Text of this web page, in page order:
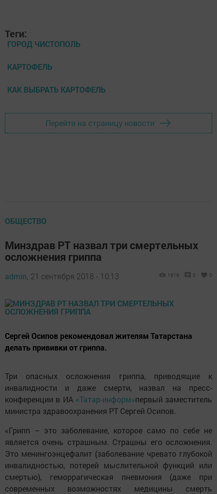
Теги:
ГОРОД ЧИСТОПОЛЬ
КАРТОФЕЛЬ
КАК ВЫБРАТЬ КАРТОФЕЛЬ
Перейти на страницу новости
ОБЩЕСТВО
Минздрав РТ назвал три смертельных
осложнения гриппа
admin, 21 сентября 2018 - 10:13 1619 0 0
Сергей Осипов рекомендовал жителям Татарстана
делать прививки от гриппа.
Три опасных осложнения гриппа, приводящие к
инвалидности и даже смерти, назвал на пресс-
конференции в ИА «Татар-информ»первый заместитель
министра здравоохранения РТ Сергей Осипов.
«Грипп – это заболевание, которое само по себе не
является очень страшным. Страшны его осложнения.
Это менингоэнцефалит (заболевание чревато глубокой
инвалидностью, потерей мыслительной функций или
смертью), геморрагическая пневмония (даже при
современных возможностях медицины смерть